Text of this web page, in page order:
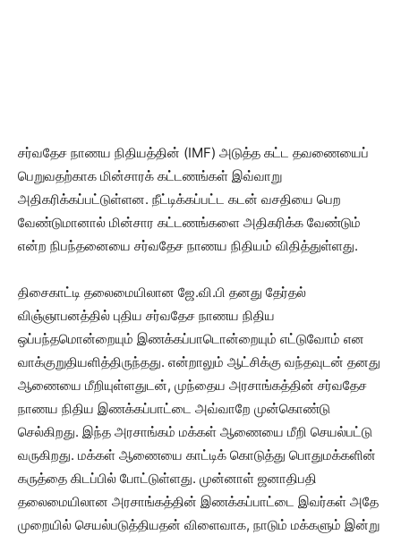
சர்வதேச நாணய நிதியத்தின் (IMF) அடுத்த கட்ட தவணையைப்
பெறுவதற்காக மின்சாரக் கட்டணங்கள் இவ்வாறு
அதிகரிக்கப்பட்டுள்ளன. நீட்டிக்கப்பட்ட கடன் வசதியை பெற
வேண்டுமானால் மின்சார கட்டணங்களை அதிகரிக்க வேண்டும்
என்ற நிபந்தனையை சர்வதேச நாணய நிதியம் விதித்துள்ளது.
திசைகாட்டி தலைமையிலான ஜே.வி.பி தனது தேர்தல்
விஞ்ஞாபனத்தில் புதிய சர்வதேச நாணய நிதிய
ஒப்பந்தமொன்றையும் இணக்கப்பாடொன்றையும் எட்டுவோம் என
வாக்குறுதியளித்திருந்தது. என்றாலும் ஆட்சிக்கு வந்தவுடன் தனது
ஆணையை மீறியுள்ளதுடன், முந்தைய அரசாங்கத்தின் சர்வதேச
நாணய நிதிய இணக்கப்பாட்டை அவ்வாறே முன்கொண்டு
செல்கிறது. இந்த அரசாங்கம் மக்கள் ஆணையை மீறி செயல்பட்டு
வருகிறது. மக்கள் ஆணையை காட்டிக் கொடுத்து பொதுமக்களின்
கருத்தை கிடப்பில் போட்டுள்ளது. முன்னாள் ஜனாதிபதி
தலைமையிலான அரசாங்கத்தின் இணக்கப்பாட்டை இவர்கள் அதே
முறையில் செயல்படுத்தியதன் விளைவாக, நாடும் மக்களும் இன்று